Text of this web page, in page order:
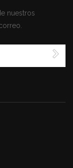
nuestros